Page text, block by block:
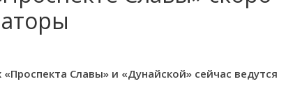
Славы» и «Дунайской» сейчас ведутся